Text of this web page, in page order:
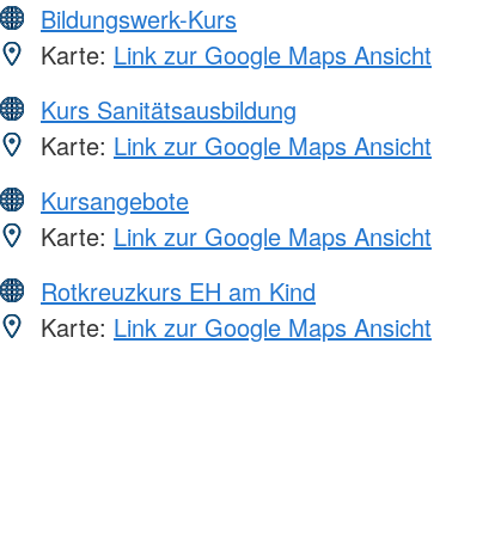
Bildungswerk-Kurs
Karte: Link zur Google Maps Ansicht
Kurs Sanitätsausbildung
Karte: Link zur Google Maps Ansicht
Kursangebote
Karte: Link zur Google Maps Ansicht
Rotkreuzkurs EH am Kind
Karte: Link zur Google Maps Ansicht